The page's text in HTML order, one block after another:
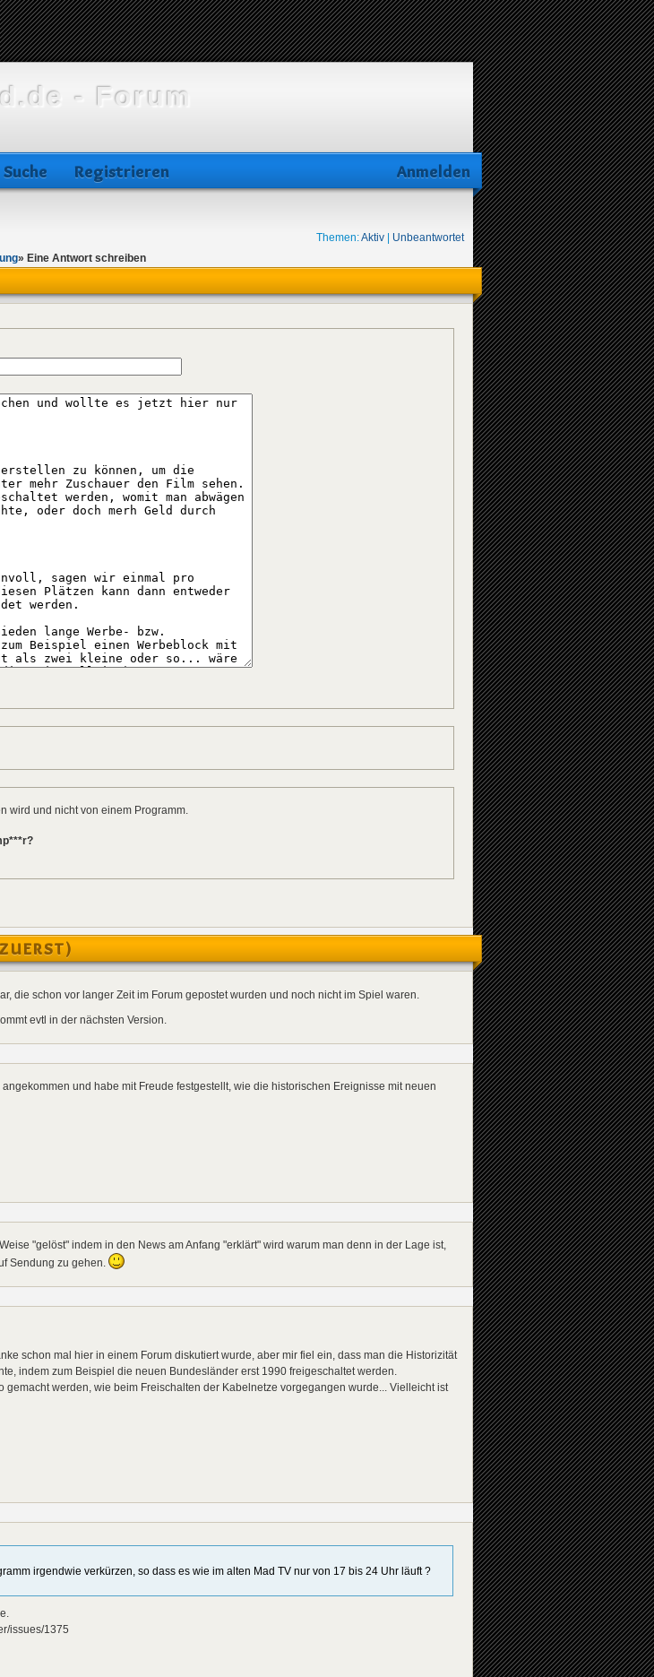
- Forum
Suche Registrieren Anmelden
Themen:Aktiv
Unbeantwortet
» Eine Antwort schreiben
wird und nicht von einem Programm.
die schon vor langer Zeit im Forum gepostet wurden und noch nicht im Spiel waren.
evtl in der nächsten Version.
und habe mit Freude festgestellt, wie die historischen Ereignisse mit neuen
"gelöst" indem in den News am Anfang "erklärt" wird warum man denn in der Lage ist,
Sendung zu gehen.
schon mal hier in einem Forum diskutiert wurde, aber mir fiel ein, dass man die Historizität
indem zum Beispiel die neuen Bundesländer erst 1990 freigeschaltet werden.
gemacht werden, wie beim Freischalten der Kabelnetze vorgegangen wurde... Vielleicht ist
irgendwie verkürzen, so dass es wie im alten Mad TV nur von 17 bis 24 Uhr läuft ?
issues/1375